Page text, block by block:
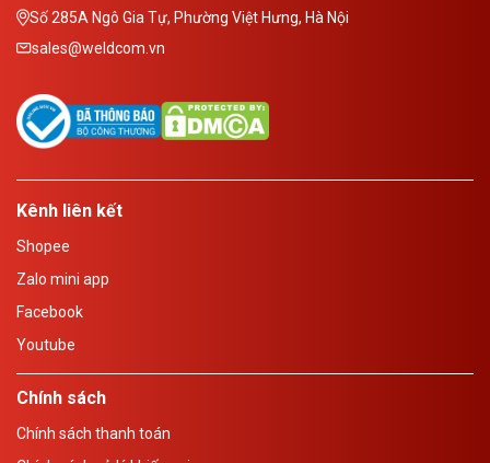
Số 285A Ngô Gia Tự, Phường Việt Hưng, Hà Nội
sales@weldcom.vn
Kênh liên kết
Shopee
Zalo mini app
Facebook
Youtube
Chính sách
Chính sách thanh toán